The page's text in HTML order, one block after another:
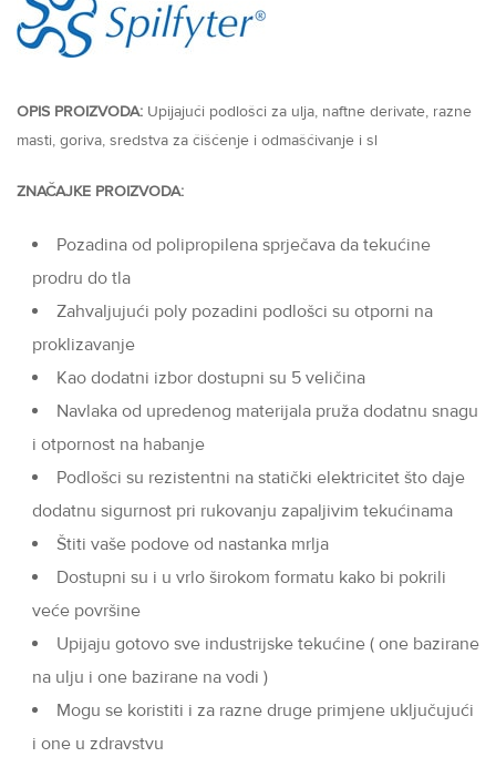
OPIS PROIZVODA: Upijajući podlošci za ulja, naftne derivate, razne
masti, goriva, sredstva za čišćenje i odmašćivanje i sl
ZNAČAJKE PROIZVODA:
Pozadina od polipropilena sprječava da tekućine
prodru do tla
Zahvaljujući poly pozadini podlošci su otporni na
proklizavanje
Kao dodatni izbor dostupni su 5 veličina
Navlaka od upredenog materijala pruža dodatnu snagu
i otpornost na habanje
Podlošci su rezistentni na statički elektricitet što daje
dodatnu sigurnost pri rukovanju zapaljivim tekućinama
Štiti vaše podove od nastanka mrlja
Dostupni su i u vrlo širokom formatu kako bi pokrili
veće površine
Upijaju gotovo sve industrijske tekućine ( one bazirane
na ulju i one bazirane na vodi )
Mogu se koristiti i za razne druge primjene uključujući
i one u zdravstvu